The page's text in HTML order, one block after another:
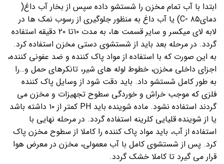
ابتدا با آب تمام مخزن را شستشو داده سپس از بخار آب داغ(
دمایC◦ ۸۵) یا آب داغ به منظور جلوگیری از رسوب نمک ها در
لابه لای میکسر و سایر قسمت ها، به مدت ۱۰تا ۲۰ دقیقه استفاده
گردد. در مرحله بعد باید از شستشوی دستی مخزن استفاده کرد.
به این صورت که با استفاده از مواد پاک کننده و ضد عفونی کننده،
اجزای داخلی مخزن، خطوط لوله های شیر، تانکرهای حمل و…را
به طور کامل شستشو داد. باید دقت شود از وسایل پاک کننده
فلزی که موجب خراش و خوردگی سطوح تجهیزات و مخزن می
گردند استفاده نشود. ماده شوینده باید PH کمتر از ۱۰ داشته باشد
یا از شوینده قلیایی کلرینه استفاده گردد. در مرحله نهایی با
استفاده از آب، باید مواد پاک کننده را کاملا از سطوح مخزن پاک
کرد. پس از شستشوی کامل با آب معمولی، مخزن در معرض هوا
قرار می گیرد تا کاملا خشک گردد.